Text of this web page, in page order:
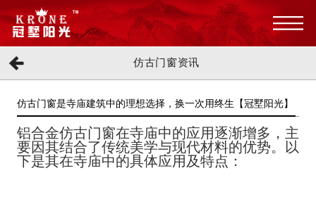
仿古门窗资讯
仿古门窗是寺庙建筑中的理想选择，换一次用终生【冠墅阳光】
铝合金仿古门窗在寺庙中的应用逐渐增多，主
要因其结合了传统美学与现代材料的优势。以
下是其在寺庙中的具体应用及特点：